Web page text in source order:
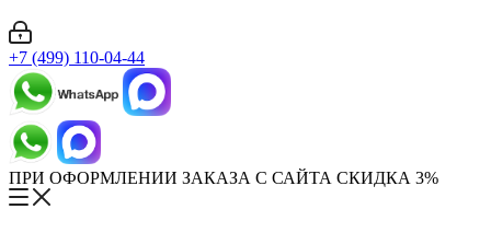
+7 (499) 110-04-44
ПРИ ОФОРМЛЕНИИ ЗАКАЗА С САЙТА СКИДКА 3%